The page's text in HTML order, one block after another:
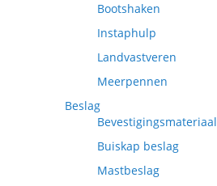
Bootshaken
Instaphulp
Landvastveren
Meerpennen
Beslag
Bevestigingsmateriaal
Buiskap beslag
Mastbeslag